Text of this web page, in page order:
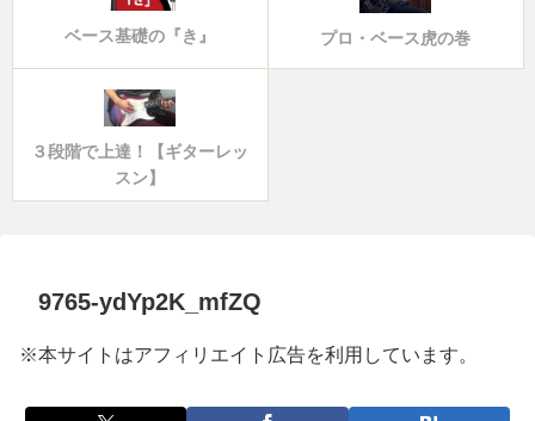
ベース基礎の『き』 プロ・ベース虎の巻
３段階で上達！【ギターレッ
スン】
9765-ydYp2K_mfZQ
※本サイトはアフィリエイト広告を利用しています。